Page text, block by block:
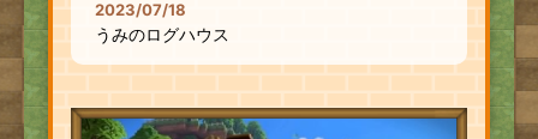
2023/07/18
うみのログハウス